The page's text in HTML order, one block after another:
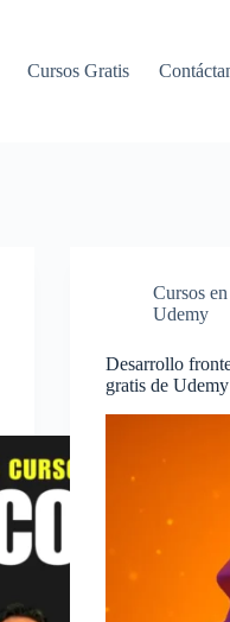
Cursos Gratis
Cursos
Udemy
Desarrollo
gratis de Udemy